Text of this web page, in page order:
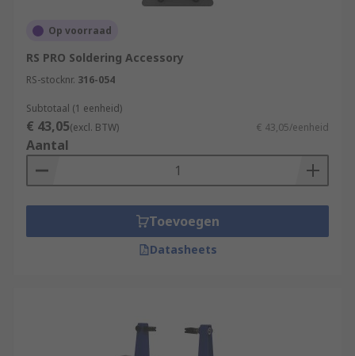
Op voorraad
RS PRO Soldering Accessory
RS-stocknr. 316-054
Subtotaal (1 eenheid)
€ 43,05(excl. BTW) € 43,05/eenheid
Aantal
Toevoegen
Datasheets